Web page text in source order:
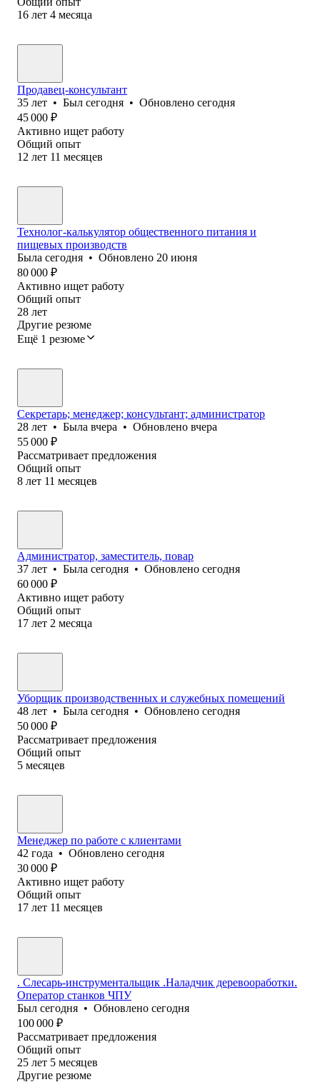
16 лет 4 месяца
Продавец-консультант
35 лет • Был сегодня • Обновлено сегодня
45 000 ₽
Активно ищет работу
Общий опыт
12 лет 11 месяцев
Технолог-калькулятор общественного питания и
пищевых производств
Была сегодня • Обновлено 20 июня
80 000 ₽
Активно ищет работу
Общий опыт
28 лет
Другие резюме
Ещё 1 резюме
Секретарь; менеджер; консультант; администратор
28 лет • Была вчера • Обновлено вчера
55 000 ₽
Рассматривает предложения
Общий опыт
8 лет 11 месяцев
Администратор, заместитель, повар
37 лет • Была сегодня • Обновлено сегодня
60 000 ₽
Активно ищет работу
Общий опыт
17 лет 2 месяца
Уборщик производственных и служебных помещений
48 лет • Была сегодня • Обновлено сегодня
50 000 ₽
Рассматривает предложения
Общий опыт
5 месяцев
Менеджер по работе с клиентами
42 года • Обновлено сегодня
30 000 ₽
Активно ищет работу
Общий опыт
17 лет 11 месяцев
. Слесарь-инструментальщик .Наладчик деревооработки.
Оператор станков ЧПУ
Был сегодня • Обновлено сегодня
100 000 ₽
Рассматривает предложения
Общий опыт
25 лет 5 месяцев
Другие резюме